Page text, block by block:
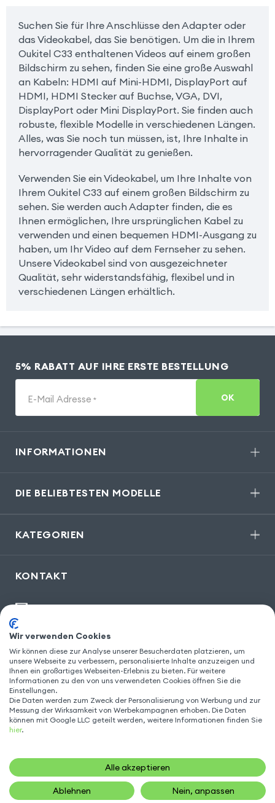
Suchen Sie für Ihre Anschlüsse den Adapter oder
das Videokabel, das Sie benötigen. Um die in Ihrem
Oukitel C33 enthaltenen Videos auf einem großen
Bildschirm zu sehen, finden Sie eine große Auswahl
an Kabeln: HDMI auf Mini-HDMI, DisplayPort auf
HDMI, HDMI Stecker auf Buchse, VGA, DVI,
DisplayPort oder Mini DisplayPort. Sie finden auch
robuste, flexible Modelle in verschiedenen Längen.
Alles, was Sie noch tun müssen, ist, Ihre Inhalte in
hervorragender Qualität zu genießen.
Verwenden Sie ein Videokabel, um Ihre Inhalte von
Ihrem Oukitel C33 auf einem großen Bildschirm zu
sehen. Sie werden auch Adapter finden, die es
Ihnen ermöglichen, Ihre ursprünglichen Kabel zu
verwenden und einen bequemen HDMI-Ausgang zu
haben, um Ihr Video auf dem Fernseher zu sehen.
Unsere Videokabel sind von ausgezeichneter
Qualität, sehr widerstandsfähig, flexibel und in
verschiedenen Längen erhältlich.
5% RABATT AUF IHRE ERSTE BESTELLUNG
E-Mail Adresse * OK
INFORMATIONEN
DIE BELIEBTESTEN MODELLE
KATEGORIEN
KONTAKT
kontakt@gsm55.de
30, bis rue Girard
FOLGEN SIE UNS
Wir verwenden Cookies
Wir können diese zur Analyse unserer Besucherdaten platzieren, um
unsere Webseite zu verbessern, personalisierte Inhalte anzuzeigen und
Ihnen ein großartiges Webseiten-Erlebnis zu bieten. Für weitere
Informationen zu den von uns verwendeten Cookies öffnen Sie die
Einstellungen.
Die Daten werden zum Zweck der Personalisierung von Werbung und zur
Messung der Wirksamkeit von Werbekampagnen erhoben. Die Daten
können mit Google LLC geteilt werden, weitere Informationen finden Sie
hier.
Alle akzeptieren
Ablehnen Nein, anpassen